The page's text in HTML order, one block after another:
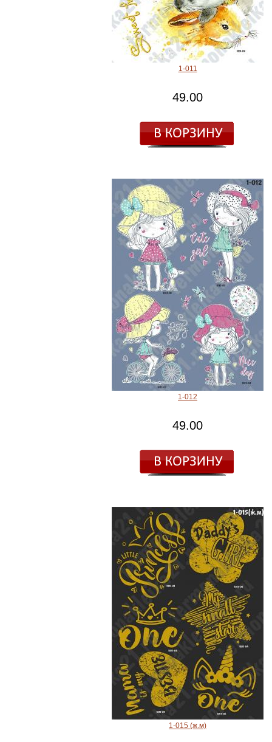
1-011
49.00
1-012
49.00
1-015 (ж.м)